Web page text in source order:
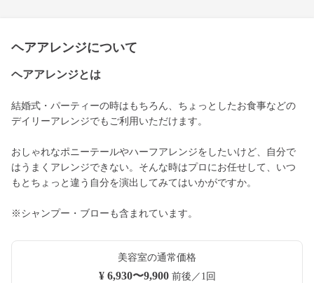
ヘアアレンジについて
ヘアアレンジとは
結婚式・パーティーの時はもちろん、ちょっとしたお食事などの
デイリーアレンジでもご利用いただけます。
おしゃれなポニーテールやハーフアレンジをしたいけど、自分で
はうまくアレンジできない。そんな時はプロにお任せして、いつ
もとちょっと違う自分を演出してみてはいかがですか。
※シャンプー・ブローも含まれています。
美容室の通常価格
¥ 6,930〜9,900前後／1回